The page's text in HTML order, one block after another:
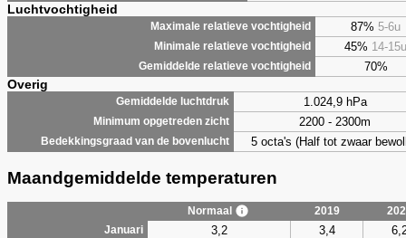
Luchtvochtigheid
Maximale relatieve vochtigheid 87% 5-6u
Minimale relatieve vochtigheid 45% 14-15u
Gemiddelde relatieve vochtigheid 70%
Overig
Gemiddelde luchtdruk 1.024,9 hPa
Minimum opgetreden zicht 2200 - 2300m
Bedekkingsgraad van de bovenlucht 5 octa's (Half tot zwaar
Maandgemiddelde temperaturen
Normaal 2019
Januari
3,2 3,4